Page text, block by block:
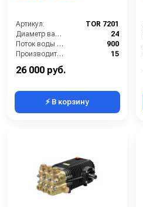
Артикул:
TOR 7201
Диаметр вала (мм):
24
Поток воды (л/час):
900
Производительность (л/мин):
15
Давление (бар):
26 000 руб.
⚡ В корзину